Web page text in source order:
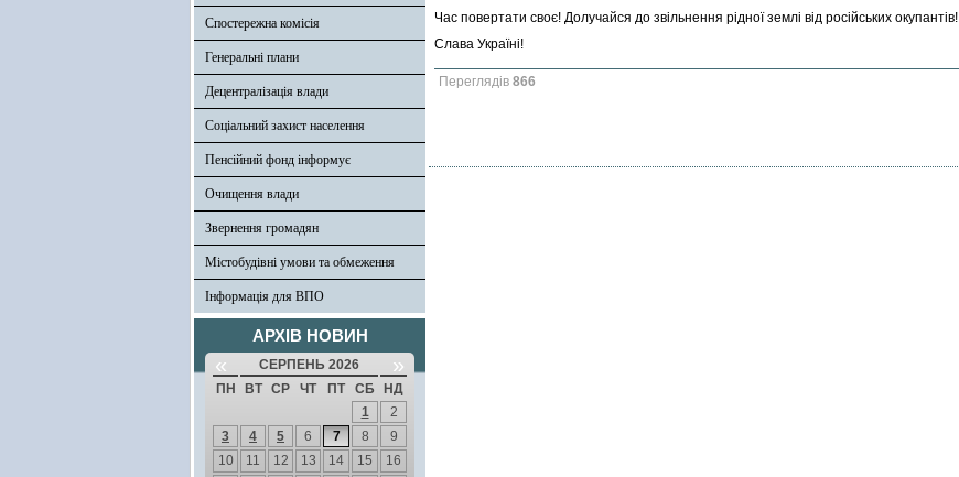
Спостережна комісія
Генеральні плани
Децентралізація влади
Соціальний захист населення
Пенсійний фонд інформує
Очищення влади
Звернення громадян
Містобудівні умови та обмеження
Інформація для ВПО
АРХІВ НОВИН
« СЕРПЕНЬ 2026 »
ПН ВТ СР ЧТ ПТ СБ
НД
1
2
3
4 5 6 7 8
9
10
11 12 13 14 15
16
Час повертати своє! Долучайся до звільнення рідної землі від російських окупантів!
Слава Україні!
Переглядів 866